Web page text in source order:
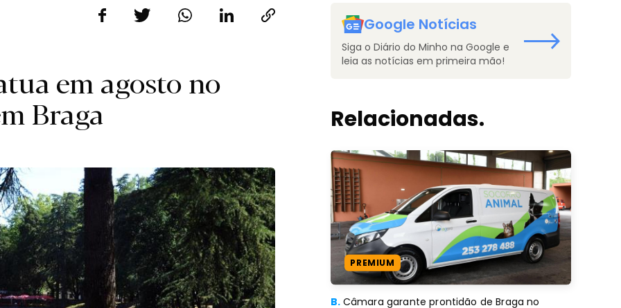
em agosto no
Braga
Google Notícias
Siga o Diário do Minho na Google e
leia as notícias em primeira mão!
Relacionadas.
PREMIUM
B. Câmara garante prontidão de Braga no